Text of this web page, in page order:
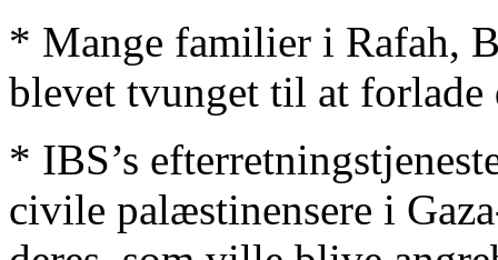
* Mange familier i Rafah,
blevet tvunget til at forlade
* IBS’s
civile palæstinensere i